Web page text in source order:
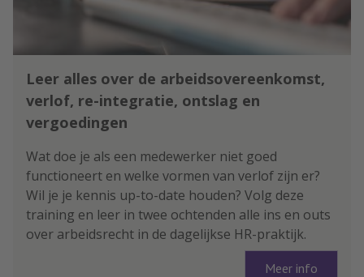
Leer alles over de arbeidsovereenkomst,
verlof, re-integratie, ontslag en
vergoedingen
Wat doe je als een medewerker niet goed
functioneert en welke vormen van verlof zijn er?
Wil je je kennis up-to-date houden? Volg deze
training en leer in twee ochtenden alle ins en outs
over arbeidsrecht in de dagelijkse HR-praktijk.
Meer info